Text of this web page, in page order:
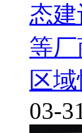
态
等
区
03-